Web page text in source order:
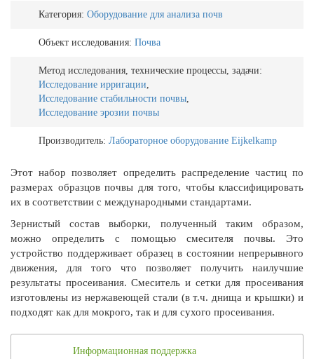
Категория: Оборудование для анализа почв
Объект исследования: Почва
Метод исследования, технические процессы, задачи:
Исследование ирригации,
Исследование стабильности почвы,
Исследование эрозии почвы
Производитель: Лабораторное оборудование Eijkelkamp
Этот набор позволяет определить распределение частиц по
размерах образцов почвы для того, чтобы классифицировать
их в соответствии с международными стандартами.
Зернистый состав выборки, полученный таким образом,
можно определить с помощью смесителя почвы. Это
устройство поддерживает образец в состоянии непрерывного
движения, для того что позволяет получить наилучшие
результаты просеивания. Смеситель и сетки для просеивания
изготовлены из нержавеющей стали (в т.ч. днища и крышки) и
подходят как для мокрого, так и для сухого просеивания.
Информационная поддержка